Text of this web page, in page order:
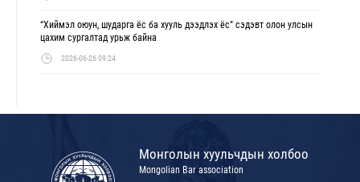
“Хиймэл оюун, шударга ёс ба хууль дээдлэх ёс” сэдэвт олон улсын
цахим сургалтад урьж байна
2026-06-26 09:24
Монголын хуульчдын холбоо
Mongolian Bar association